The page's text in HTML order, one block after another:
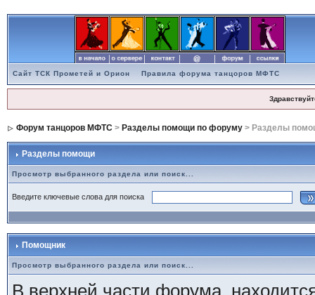
Сайт ТСК Прометей и Орион Правила форума танцоров МФТС
Форум танцоров МФТС> Разделы помощи по форуму> Разделы
Разделы помощи
Просмотр выбранного раздела или поиск...
Введите ключевые слова для поиска
Помощник
Просмотр выбранного раздела или поиск...
В верхней части форума,